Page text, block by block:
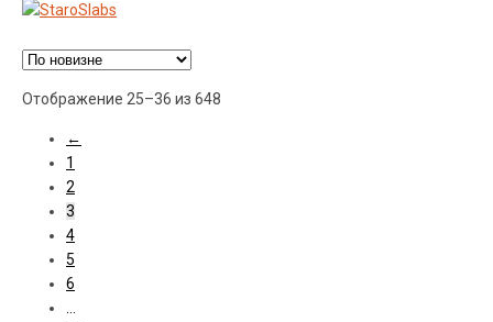
Ценовой фильтр
Материал
Формат
Отображение 25–36 из 648
←
1
2
3
4
5
6